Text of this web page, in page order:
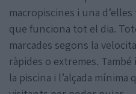
macropiscines i una
que funciona tot el dia.
marcades segons la
ràpides o extremes.
la piscina i l’alçada